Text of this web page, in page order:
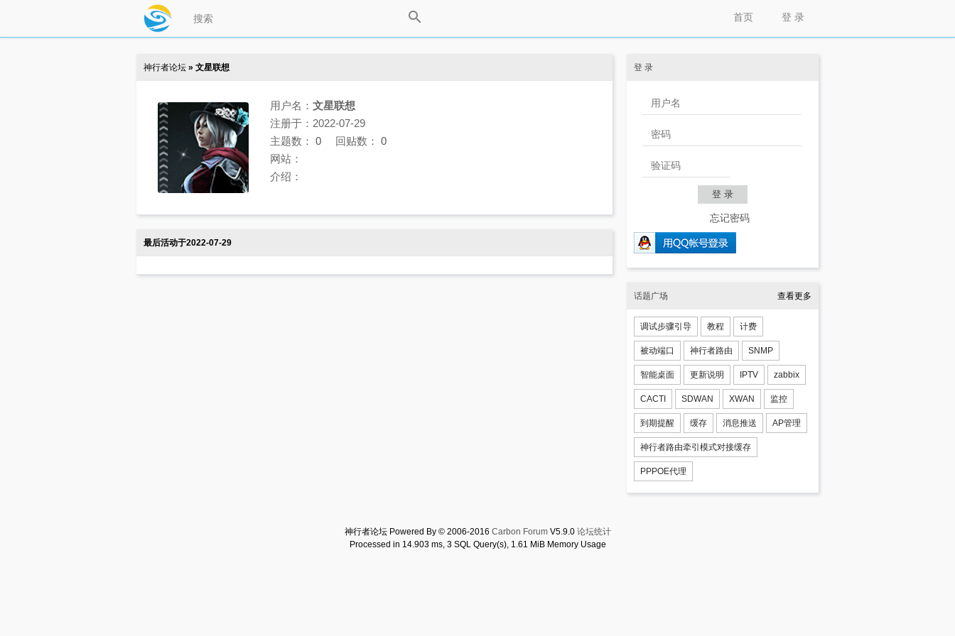
登 录
首页
神行者论坛 » 文星联想
用户名： 文星联想
注册于：2022-07-29
主题数： 0 回贴数： 0
网站：
介绍：
最后活动于2022-07-29
登 录
忘记密码
话题广场 查看更多
调试步骤引导 教程 计费
被动端口 神行者路由 SNMP
智能桌面 更新说明 IPTV zabbix
CACTI SDWAN XWAN 监控
到期提醒 缓存 消息推送 AP管理
神行者路由牵引模式对接缓存
PPPOE代理
神行者论坛 Powered By © 2006-2016 Carbon ForumV5.9.0 论坛统计
Processed in 14.903 ms, 3 SQL Query(s), 1.61 MiB Memory Usage